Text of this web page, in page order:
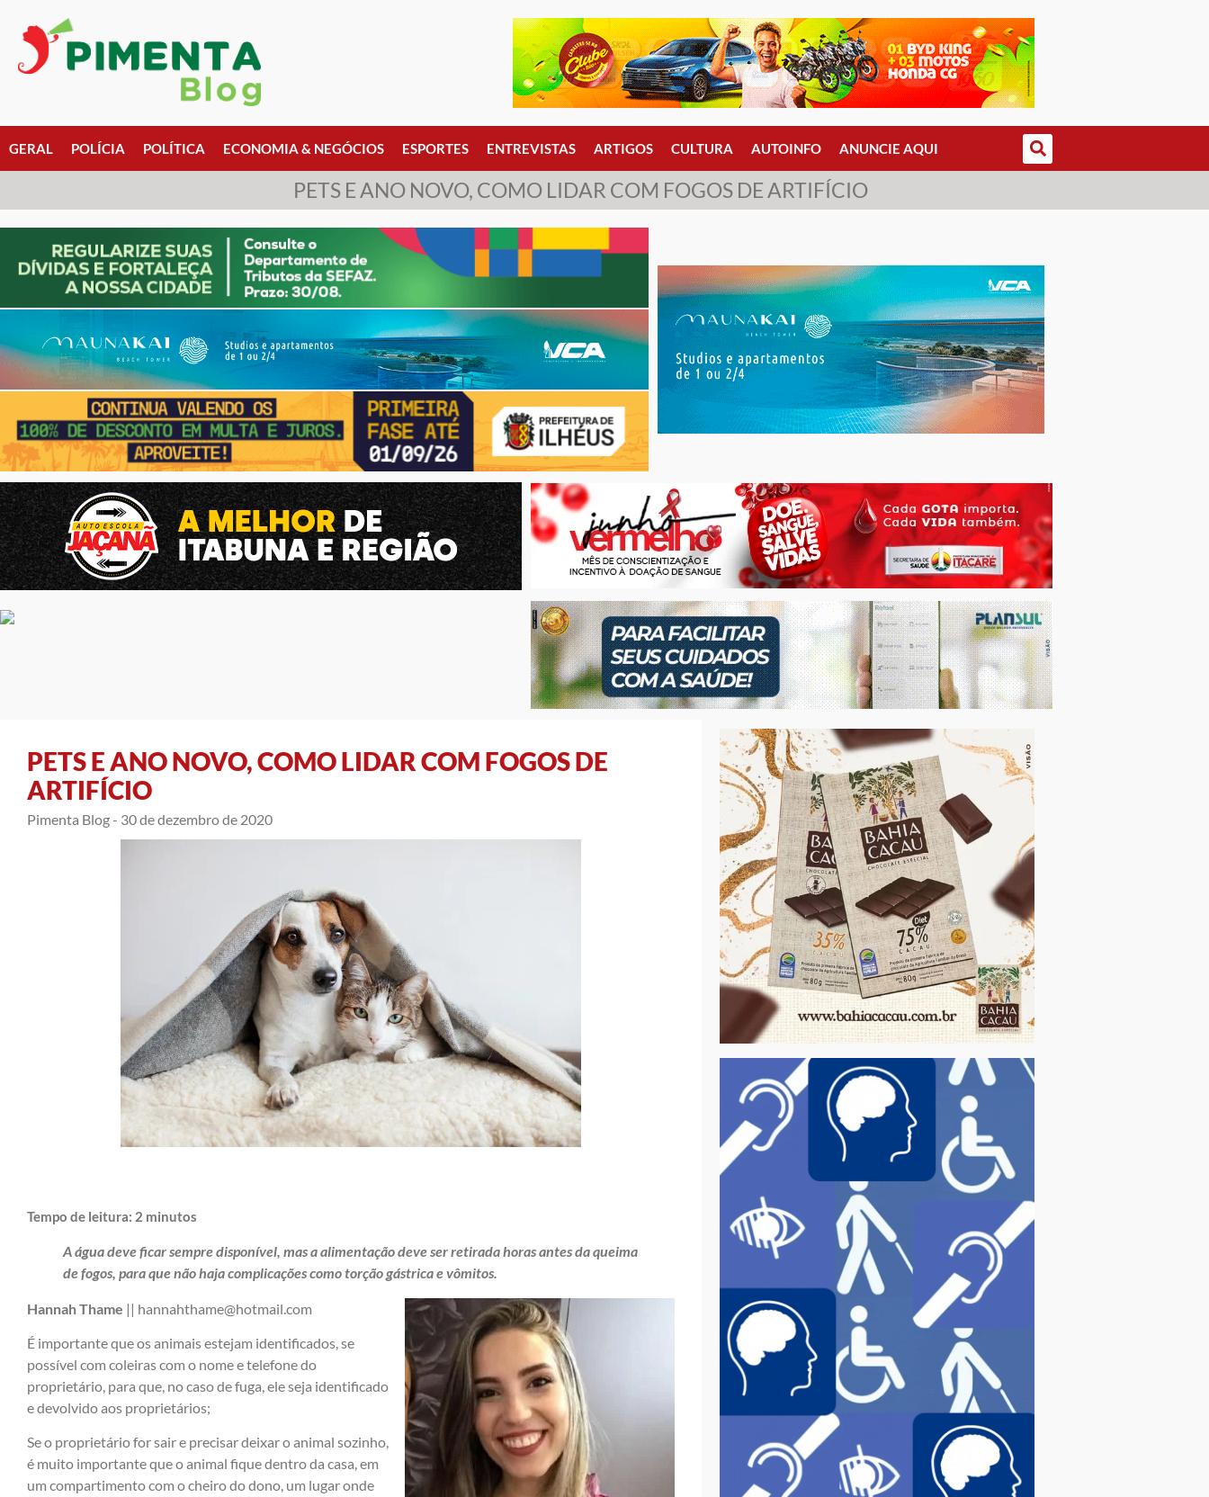
GERAL POLÍCIA POLÍTICA ECONOMIA & NEGÓCIOS ESPORTES ENTREVISTAS ARTIGOS CULTURA AUTOINFO ANUNCIE AQUI
PETS E ANO NOVO, COMO LIDAR COM FOGOS DE ARTIFÍCIO
PETS E ANO NOVO, COMO LIDAR COM FOGOS DE
ARTIFÍCIO
Pimenta Blog - 30 de dezembro de 2020
Tempo de leitura: 2 minutos
A água deve ficar sempre disponível, mas a alimentação deve ser retirada horas antes da queima
de fogos, para que não haja complicações como torção gástrica e vômitos.
Hannah Thame || hannahthame@hotmail.com
É importante que os animais estejam identificados, se
possível com coleiras com o nome e telefone do
proprietário, para que, no caso de fuga, ele seja identificado
e devolvido aos proprietários;
Se o proprietário for sair e precisar deixar o animal sozinho,
é muito importante que o animal fique dentro da casa, em
um compartimento com o cheiro do dono, um lugar onde